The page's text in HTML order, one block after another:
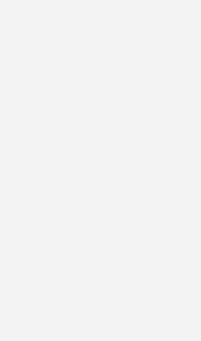
Herzen Berlins in
dachte ich an eine
vor einem Jahr